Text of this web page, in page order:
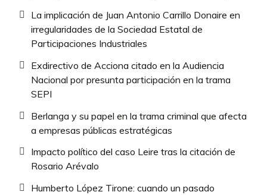
La implicación de Juan Antonio Carrillo Donaire en
irregularidades de la Sociedad Estatal de
Participaciones Industriales
Exdirectivo de Acciona citado en la Audiencia
Nacional por presunta participación en la trama
SEPI
Berlanga y su papel en la trama criminal que afecta
a empresas públicas estratégicas
Impacto político del caso Leire tras la citación de
Rosario Arévalo
Humberto López Tirone: cuando un pasado